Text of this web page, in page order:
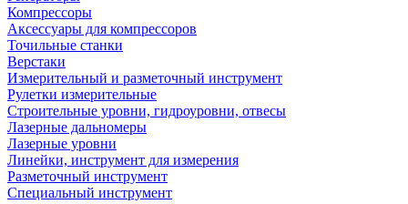
Компрессоры
Аксессуары для компрессоров
Точильные станки
Верстаки
Измерительный и разметочный инструмент
Рулетки измерительные
Строительные уровни, гидроуровни, отвесы
Лазерные дальномеры
Лазерные уровни
Линейки, инструмент для измерения
Разметочный инструмент
Специальный инструмент